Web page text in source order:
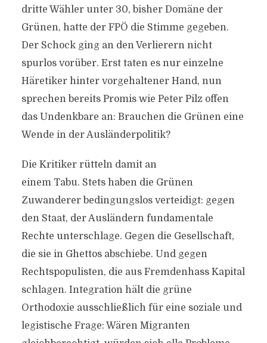
dritte Wähler unter 30, bisher Domäne der
Grünen, hatte der FPÖ die Stimme gegeben.
Der Schock ging an den Verlierern nicht
spurlos vorüber. Erst taten es nur einzelne
Häretiker hinter vorgehaltener Hand, nun
sprechen bereits Promis wie Peter Pilz offen
das Undenkbare an: Brauchen die Grünen eine
Wende in der Ausländerpolitik?
Die Kritiker rütteln damit an
einem Tabu. Stets haben die Grünen
Zuwanderer bedingungslos verteidigt: gegen
den Staat, der Ausländern fundamentale
Rechte unterschlage. Gegen die Gesellschaft,
die sie in Ghettos abschiebe. Und gegen
Rechtspopulisten, die aus Fremdenhass Kapital
schlagen. Integration hält die grüne
Orthodoxie ausschließlich für eine soziale und
legistische Frage: Wären Migranten